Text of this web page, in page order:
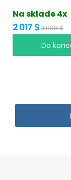
Na sklade 4x
2 017 $3 098 $
Do